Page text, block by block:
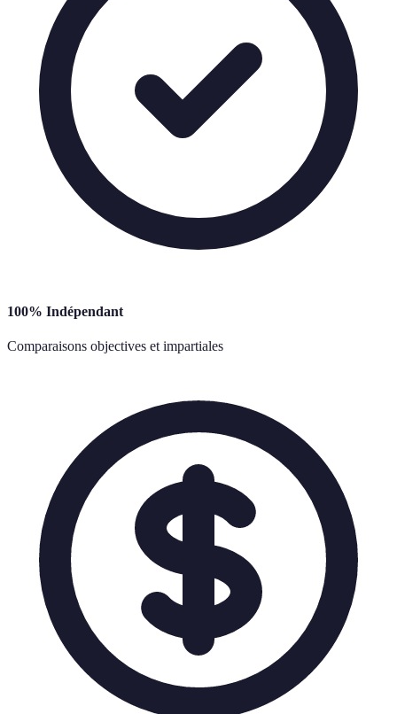
100% Indépendant
Comparaisons objectives et impartiales